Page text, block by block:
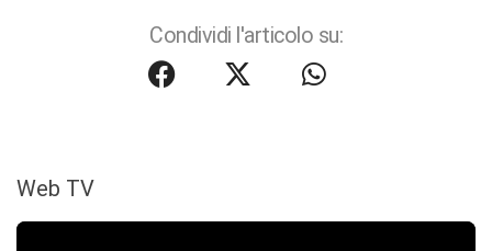
Condividi l'articolo su:
Web TV